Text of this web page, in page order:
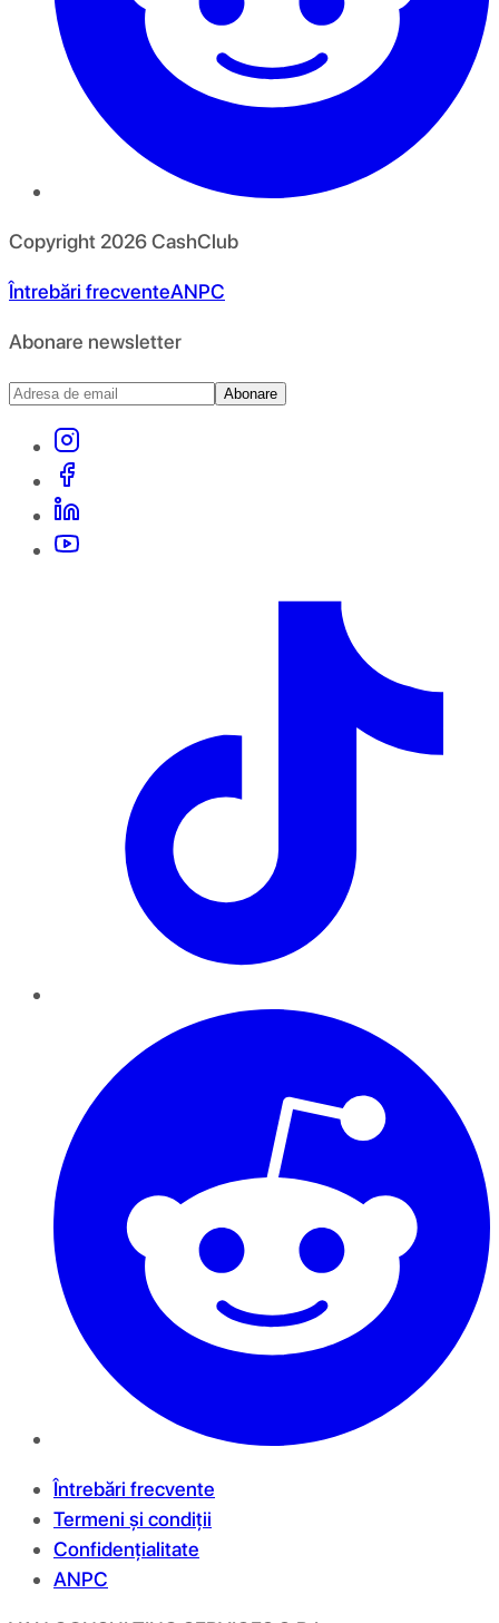
Copyright 2026CashClub
Întrebări frecventeANPC
Abonare newsletter
Abonare
Întrebări frecvente
Termeni și condiții
Confidențialitate
ANPC